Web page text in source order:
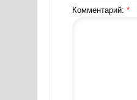
Комментарий: *